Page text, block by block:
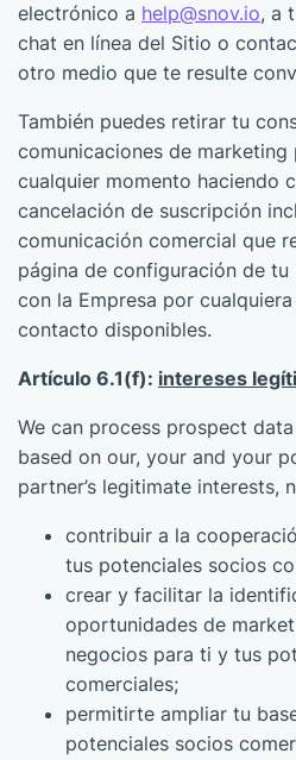
electrónico a help@snov.io, a
chat en línea del Sitio o
otro medio que te resulte
También puedes retirar tu
comunicaciones de
cualquier momento haciendo
cancelación de suscripción
comunicación comercial que
página de configuración de
con la Empresa por
contacto disponibles.
Artículo 6.1(f): intereses
We can process prospect
based on our, your and your
partner’s legitimate interests,
contribuir a la
tus potenciales socios
crear y facilitar la
oportunidades de
negocios para ti y tus
comerciales;
permitirte ampliar tu
potenciales socios